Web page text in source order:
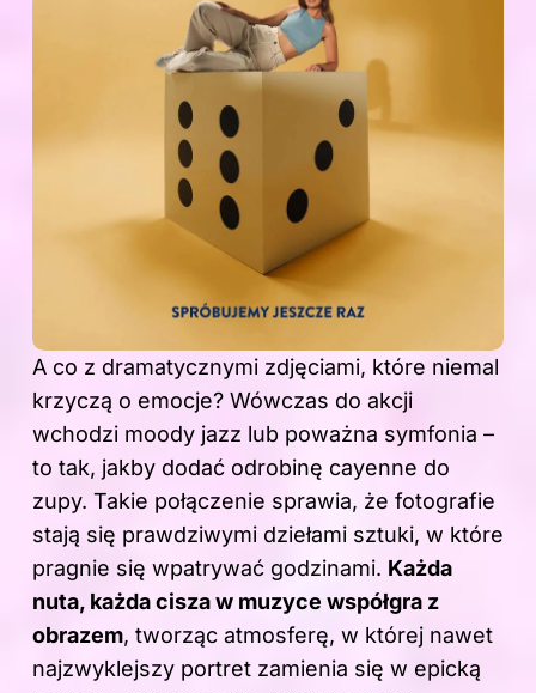
A co z dramatycznymi zdjęciami, które niemal
krzyczą o emocje? Wówczas do akcji
wchodzi moody jazz lub poważna symfonia –
to tak, jakby dodać odrobinę cayenne do
zupy. Takie połączenie sprawia, że fotografie
stają się prawdziwymi dziełami sztuki, w które
pragnie się wpatrywać godzinami. Każda
nuta, każda ciszaw muzyce współgra z
obrazem, tworząc atmosferę, w której nawet
najzwyklejszy portret zamienia się w epicką